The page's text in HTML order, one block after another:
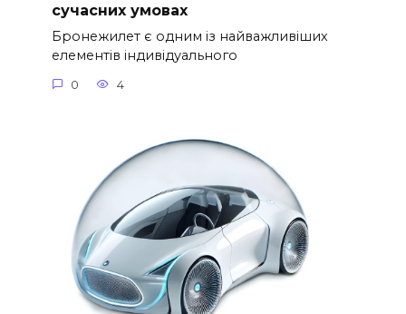
сучасних умовах
Бронежилет є одним із найважливіших
елементів індивідуального
0 4